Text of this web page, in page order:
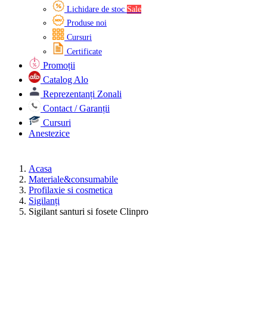
Lichidare de stoc Sale
Produse noi
Cursuri
Certificate
Promoții
Catalog Alo
Reprezentanți Zonali
Contact / Garanții
Cursuri
Anestezice
Acasa
Materiale&consumabile
Profilaxie si cosmetica
Sigilanți
Sigilant santuri si fosete Clinpro